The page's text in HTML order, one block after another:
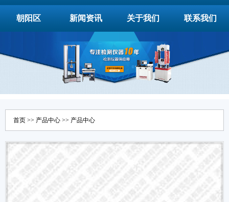
朝阳区 新闻资讯 关于我们 联系我们
首页 >> 产品中心 >> 产品中心